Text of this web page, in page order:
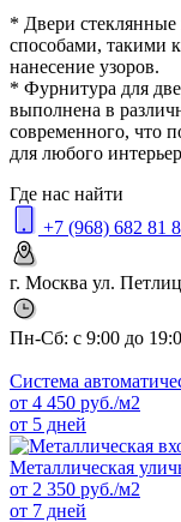
* Двери
способами, такими
нанесение узоров.
* Фурнитура для
выполнена в
современного, что
для любого
Где нас найти
+7 (968) 682 81
г. Москва ул.
Пн-Сб: с 9:00 до
Система
от 4 450 руб./м2
от 5 дней
Металлическая
от 2 350 руб./м2
от 7 дней